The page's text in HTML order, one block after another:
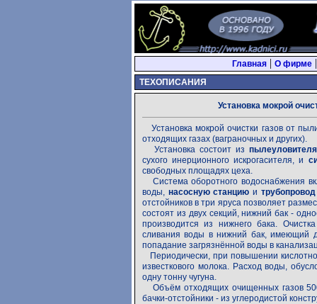
Главная| О фирме
ТЕХОПИСАНИЯ
Установка мокрой
Установка мокрой очистки газов от
отходящих газах (ваграночных и других).
Установка состоит из пылеуловителя
сухого инерционного искрогасителя, и
свободных площадях цеха.
Система оборотного водоснабжения
воды, насосную станцию и трубопровод
отстойников в три яруса позволяет
состоят из двух секций, нижний бак -
производится из нижнего бака.
сливания воды в нижний бак, имеющий
попадание загрязнённой воды в
Периодически, при повышении
известкового молока. Расход воды,
одну тонну чугуна.
Объём отходящих очищенных газов
бачки-отстойники - из углеродистой